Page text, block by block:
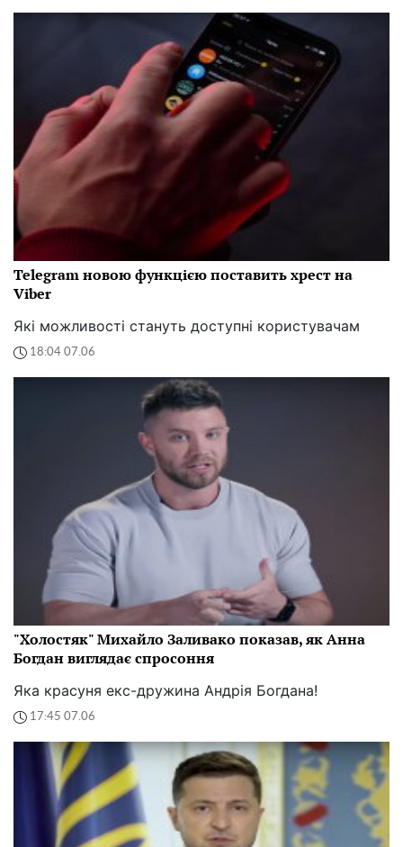
Telegram новою функцією поставить хрест на
Viber
Які можливості стануть доступні користувачам
18:04 07.06
"Холостяк" Михайло Заливако показав, як Анна
Богдан виглядає спросоння
Яка красуня екс-дружина Андрія Богдана!
17:45 07.06